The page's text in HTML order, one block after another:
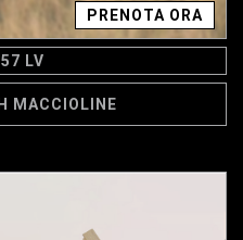
PRENOTA ORA
LV
MACCIOLINE